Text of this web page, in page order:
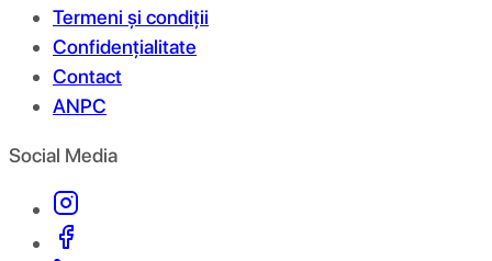
Termeni și condiții
Confidențialitate
Contact
ANPC
Social Media